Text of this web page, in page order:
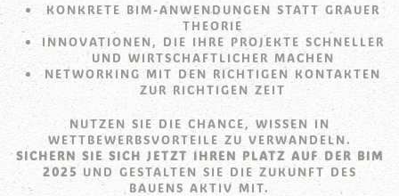
KONKRETE BIM-ANWENDUNGEN STATT GRAUER
THEORIE
INNOVATIONEN, DIE IHRE PROJEKTE SCHNELLER
UND WIRTSCHAFTLICHER MACHEN
NETWORKING MIT DEN RICHTIGEN KONTAKTEN
ZUR RICHTIGEN ZEIT
NUTZEN SIE DIE CHANCE, WISSEN IN
WETTBEWERBSVORTEILE ZU VERWANDELN.
SICHERN SIE SICH JETZT IHREN PLATZ AUF DER BIM
2025UND GESTALTEN SIE DIE ZUKUNFT DES
BAUENS AKTIV MIT.